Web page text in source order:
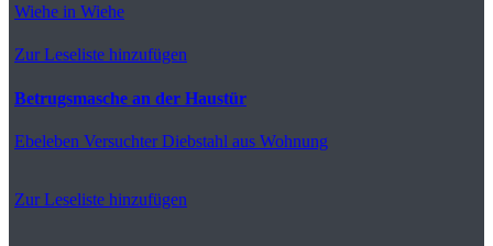
Wiehe in Wiehe
Zur Leseliste hinzufügen
Betrugsmasche an der Haustür
Ebeleben Versuchter Diebstahl aus Wohnung
Zur Leseliste hinzufügen